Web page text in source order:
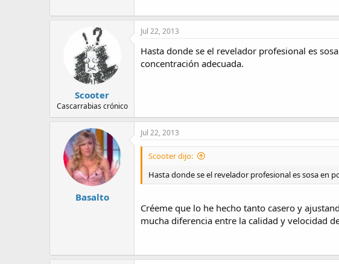
Scooter
Cascarrabias crónico
Jul 22, 2013
Hasta donde se el revelador profesional es
concentración adecuada.
Basalto
Jul 22, 2013
Scooter dijo:
Hasta donde se el revelador profesional es sosa en
Créeme que lo he hecho tanto casero y
mucha diferencia entre la calidad y velocidad